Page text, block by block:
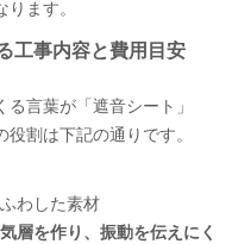
一緒に考えることで無
を聞いてみたい」人へ、
ます。
工事内容と費用目安
言葉が「遮音シート」
割は下記の通りです。
わした素材
層を作り、振動を伝えにく